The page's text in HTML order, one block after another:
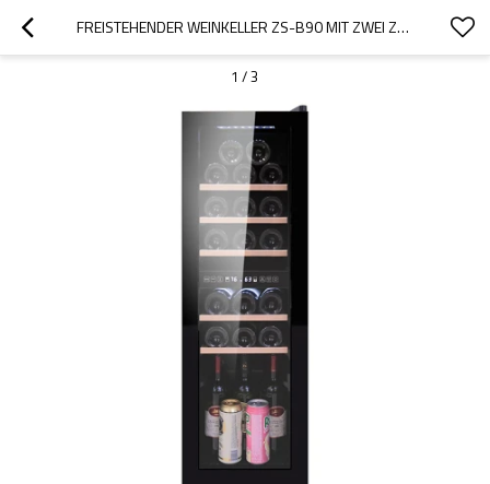
FREISTEHENDER WEINKELLER ZS-B90 MIT ZWEI ZONEN FÜR DIE WEINLAGERUNG MIT BUCHENHOLZREGAL UND VOLLGLASTÜR
1 /3